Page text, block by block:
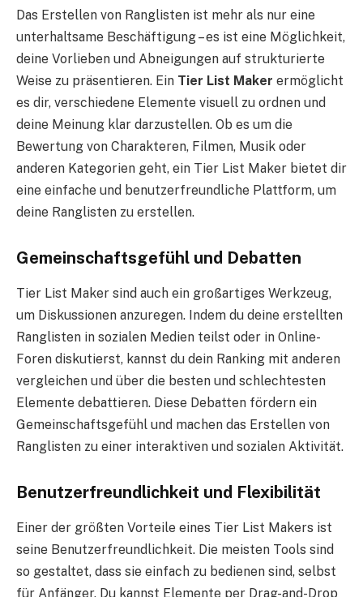
Das Erstellen von Ranglisten ist mehr als nur eine
unterhaltsame Beschäftigung – es ist eine Möglichkeit,
deine Vorlieben und Abneigungen auf strukturierte
Weise zu präsentieren. Ein Tier List Maker ermöglicht
es dir, verschiedene Elemente visuell zu ordnen und
deine Meinung klar darzustellen. Ob es um die
Bewertung von Charakteren, Filmen, Musik oder
anderen Kategorien geht, ein Tier List Maker bietet dir
eine einfache und benutzerfreundliche Plattform, um
deine Ranglisten zu erstellen.
Gemeinschaftsgefühl und Debatten
Tier List Maker sind auch ein großartiges Werkzeug,
um Diskussionen anzuregen. Indem du deine erstellten
Ranglisten in sozialen Medien teilst oder in Online-
Foren diskutierst, kannst du dein Ranking mit anderen
vergleichen und über die besten und schlechtesten
Elemente debattieren. Diese Debatten fördern ein
Gemeinschaftsgefühl und machen das Erstellen von
Ranglisten zu einer interaktiven und sozialen Aktivität.
Benutzerfreundlichkeit und Flexibilität
Einer der größten Vorteile eines Tier List Makers ist
seine Benutzerfreundlichkeit. Die meisten Tools sind
so gestaltet, dass sie einfach zu bedienen sind, selbst
für Anfänger. Du kannst Elemente per Drag-and-Drop